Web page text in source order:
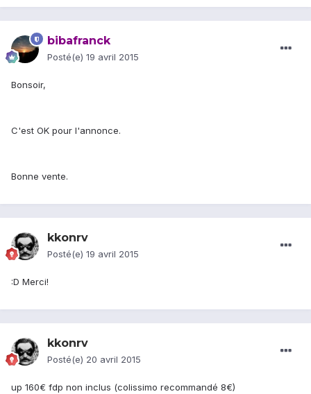
bibafranck
Posté(e) 19 avril 2015
Bonsoir,
C'est OK pour l'annonce.
Bonne vente.
kkonrv
Posté(e) 19 avril 2015
:D Merci!
kkonrv
Posté(e) 20 avril 2015
up 160€ fdp non inclus (colissimo recommandé 8€)